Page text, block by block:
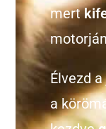
mert
Élvezd
a